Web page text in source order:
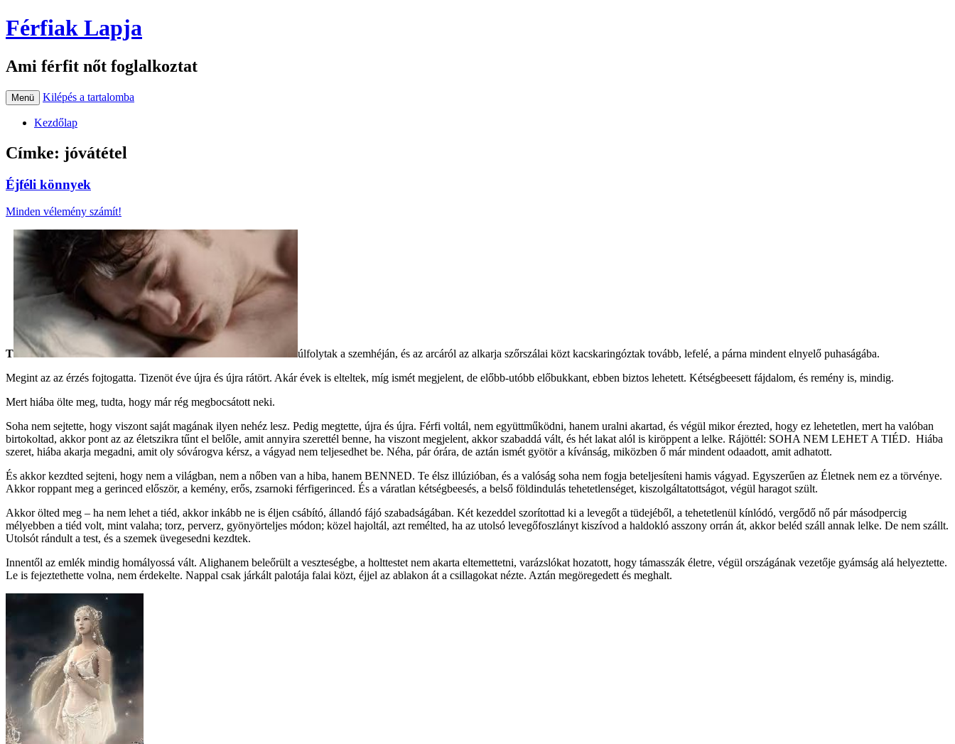
Férfiak Lapja
Ami férfit nőt foglalkoztat
Menü Kilépés a tartalomba
Kezdőlap
Címke: jóvátétel
Éjféli könnyek
Minden vélemény számít!
T
úlfolytak a szemhéján, és az arcáról az alkarja szőrszálai közt kacskaringóztak tovább, lefelé, a párna mindent elnyelő puhaságába.
Megint az az érzés fojtogatta. Tizenöt éve újra és újra rátört. Akár évek is elteltek, míg ismét megjelent, de előbb-utóbb előbukkant, ebben biztos lehetett. Kétségbeesett fájdalom, és remény is, mindig.
Mert hiába ölte meg, tudta, hogy már rég megbocsátott neki.
Soha nem sejtette, hogy viszont saját magának ilyen nehéz lesz. Pedig megtette, újra és újra. Férfi voltál, nem együttműködni, hanem uralni akartad, és végül mikor érezted, hogy ez lehetetlen, mert ha valóban
birtokoltad, akkor pont az az életszikra tűnt el belőle, amit annyira szerettél benne, ha viszont megjelent, akkor szabaddá vált, és hét lakat alól is kiröppent a lelke. Rájöttél: SOHA NEM LEHET A TIÉD. Hiába
szeret, hiába akarja megadni, amit oly sóvárogva kérsz, a vágyad nem teljesedhet be. Néha, pár órára, de aztán ismét gyötör a kívánság, miközben ő már mindent odaadott, amit adhatott.
És akkor kezdted sejteni, hogy nem a világban, nem a nőben van a hiba, hanem BENNED. Te élsz illúzióban, és a valóság soha nem fogja beteljesíteni hamis vágyad. Egyszerűen az Életnek nem ez a törvénye.
Akkor roppant meg a gerinced először, a kemény, erős, zsarnoki férfigerinced. És a váratlan kétségbeesés, a belső földindulás tehetetlenséget, kiszolgáltatottságot, végül haragot szült.
Akkor ölted meg – ha nem lehet a tiéd, akkor inkább ne is éljen csábító, állandó fájó szabadságában. Két kezeddel szorítottad ki a levegőt a tüdejéből, a tehetetlenül kínlódó, vergődő nő pár másodpercig
mélyebben a tiéd volt, mint valaha; torz, perverz, gyönyörteljes módon; közel hajoltál, azt remélted, ha az utolsó levegőfoszlányt kiszívod a haldokló asszony orrán át, akkor beléd száll annak lelke. De nem szállt.
Utolsót rándult a test, és a szemek üvegesedni kezdtek.
Innentől az emlék mindig homályossá vált. Alighanem beleőrült a veszteségbe, a holttestet nem akarta eltemettetni, varázslókat hozatott, hogy támasszák életre, végül országának vezetője gyámság alá helyeztette.
Le is fejeztethette volna, nem érdekelte. Nappal csak járkált palotája falai közt, éjjel az ablakon át a csillagokat nézte. Aztán megöregedett és meghalt.